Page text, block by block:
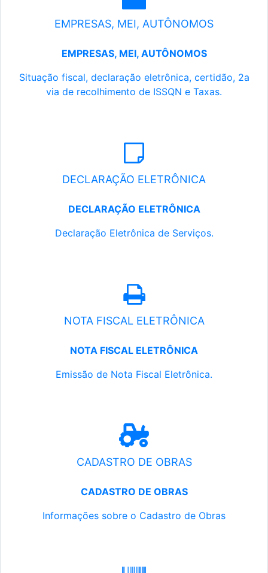
EMPRESAS, MEI, AUTÔNOMOS
EMPRESAS, MEI, AUTÔNOMOS
Situação fiscal, declaração eletrônica, certidão, 2a
via de recolhimento de ISSQN e Taxas.
DECLARAÇÃO ELETRÔNICA
DECLARAÇÃO ELETRÔNICA
Declaração Eletrônica de Serviços.
NOTA FISCAL ELETRÔNICA
NOTA FISCAL ELETRÔNICA
Emissão de Nota Fiscal Eletrônica.
CADASTRO DE OBRAS
CADASTRO DE OBRAS
Informações sobre o Cadastro de Obras